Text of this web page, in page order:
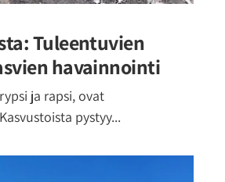
Tuleentuvien
havainnointi
ja rapsi, ovat
pystyy...